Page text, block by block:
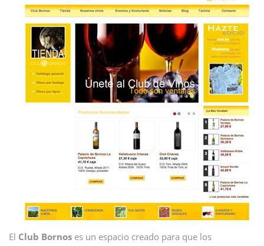
El Club Bornos es un espacio creado para que los